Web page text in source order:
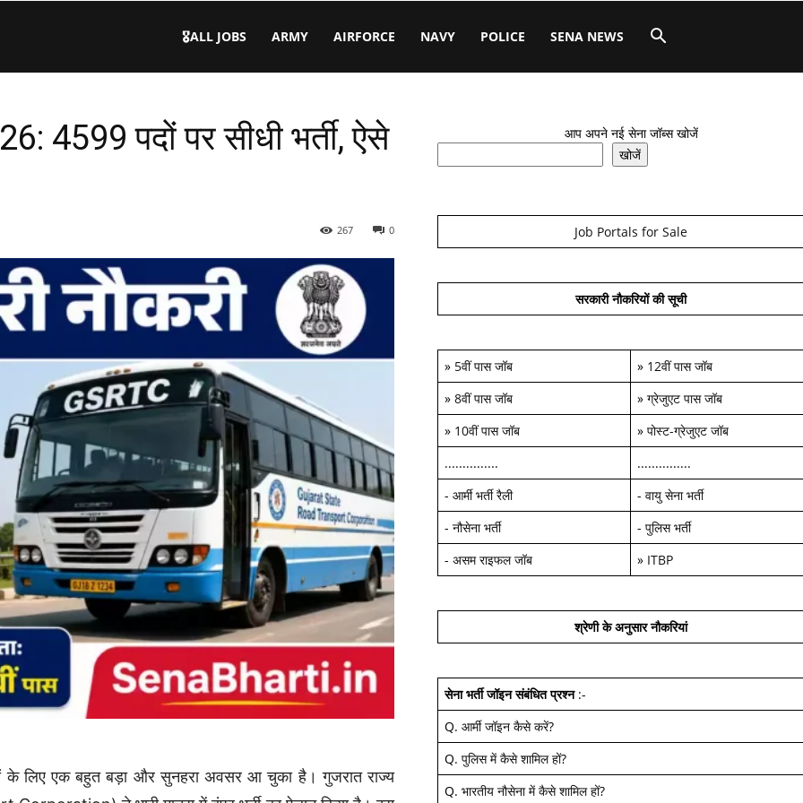
🎖️ALL JOBS ARMY AIRFORCE NAVY POLICE SENA NEWS
पदों पर सीधी भर्ती, ऐसे
0
267
के लिए एक बहुत बड़ा और सुनहरा अवसर आ चुका है। गुजरात राज्य
आप अपने नई सेना जॉब्स खोजें
खोजें
Job Portals for Sale
सरकारी नौकरियों की सूची
» 5वीं पास जॉब » 12वीं पास जॉब
» 8वीं पास जॉब » ग्रेजुएट पास जॉब
» 10वीं पास जॉब » पोस्ट-ग्रेजुएट जॉब
...............
...............
- आर्मी भर्ती रैली - वायु सेना भर्ती
- नौसेना भर्ती - पुलिस भर्ती
- असम राइफल जॉब » ITBP
श्रेणी के अनुसार नौकरियां
सेना भर्ती जॉइन संबंधित प्रश्न:-
Q. आर्मी जॉइन कैसे करें?
Q. पुलिस में कैसे शामिल हों?
Q. भारतीय नौसेना में कैसे शामिल हों?